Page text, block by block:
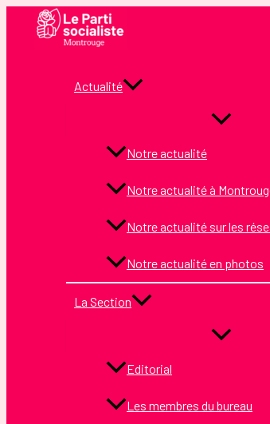
Actualité
Notre actualité
Notre actualité à
Notre actualité sur les
Notre actualité en photos
La Section
Editorial
Les membres du bureau